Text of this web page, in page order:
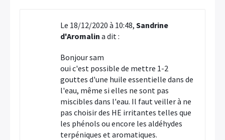
Le 18/12/2020 à 10:48, Sandrine
d'Aromalin a dit :
Bonjour sam
oui c'est possible de mettre 1-2
gouttes d'une huile essentielle dans de
l'eau, même si elles ne sont pas
miscibles dans l'eau. Il faut veiller à ne
pas choisir des HE irritantes telles que
les phénols ou encore les aldéhydes
terpéniques et aromatiques.